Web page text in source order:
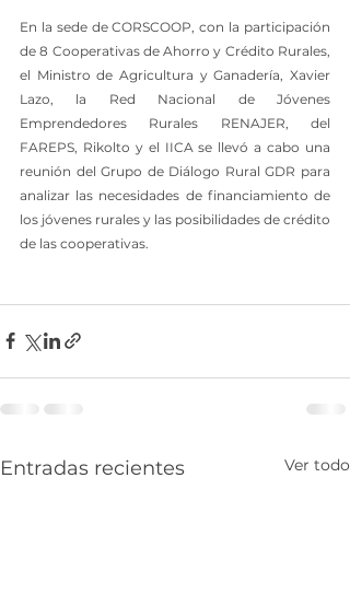
En la sede de CORSCOOP, con la participación
de 8 Cooperativas de Ahorro y Crédito Rurales,
el Ministro de Agricultura y Ganadería, Xavier
Lazo, la Red Nacional de Jóvenes
Emprendedores Rurales RENAJER, del
FAREPS, Rikolto y el IICA se llevó a cabo una
reunión del Grupo de Diálogo Rural GDR para
analizar las necesidades de financiamiento de
los jóvenes rurales y las posibilidades de crédito
de las cooperativas.
Entradas recientes Ver todo